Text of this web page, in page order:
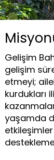
Gelişim
gelişim
etmeyi;
kurdukları
yaşamda